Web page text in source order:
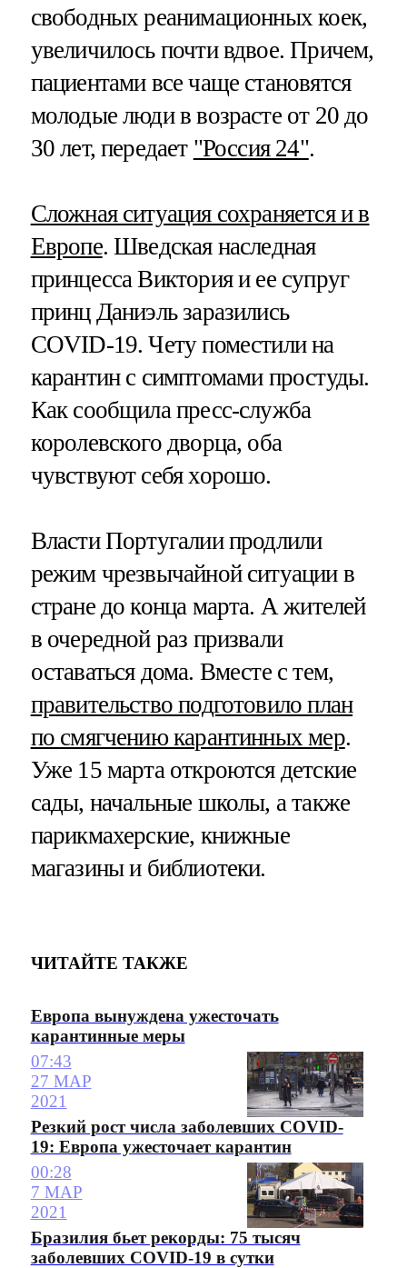
свободных реанимационных коек,
увеличилось почти вдвое. Причем,
пациентами все чаще становятся
молодые люди в возрасте от 20 до
30 лет, передает "Россия 24".
Сложная ситуация сохраняется и в
Европе. Шведская наследная
принцесса Виктория и ее супруг
принц Даниэль заразились
COVID-19. Чету поместили на
карантин с симптомами простуды.
Как сообщила пресс-служба
королевского дворца, оба
чувствуют себя хорошо.
Власти Португалии продлили
режим чрезвычайной ситуации в
стране до конца марта. А жителей
в очередной раз призвали
оставаться дома. Вместе с тем,
правительство подготовило план
по смягчению карантинных мер.
Уже 15 марта откроются детские
сады, начальные школы, а также
парикмахерские, книжные
магазины и библиотеки.
ЧИТАЙТЕ ТАКЖЕ
Европа вынуждена ужесточать
карантинные меры
07:43
27 МАР
2021
Резкий рост числа заболевших COVID-
19: Европа ужесточает карантин
00:28
7 МАР
2021
Бразилия бьет рекорды: 75 тысяч
заболевших COVID-19 в сутки